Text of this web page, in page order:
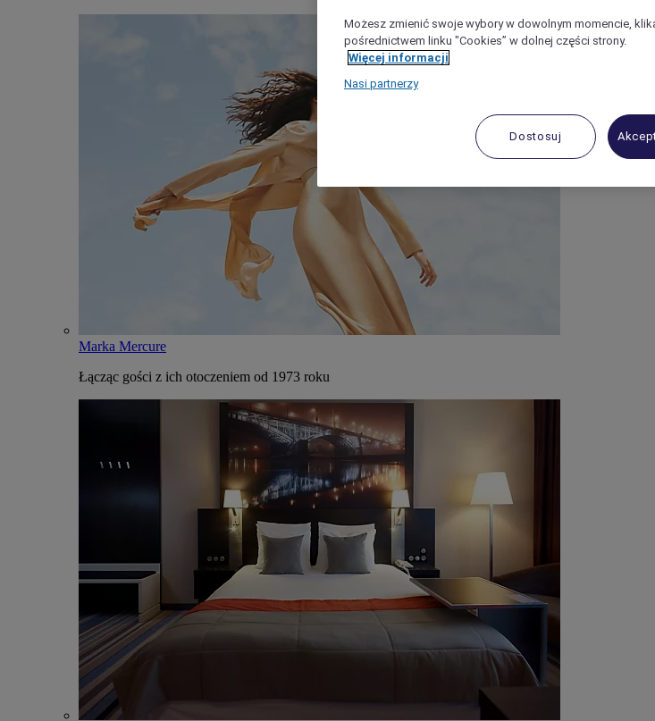
Marka Mercure
Łącząc gości z ich otoczeniem od 1973 roku
Możesz zmienić swoje wybory w dowolnym momencie,
pośrednictwem linku "Cookies” w dolnej części strony.
Więcej informacji
Nasi partnerzy
Dostosuj